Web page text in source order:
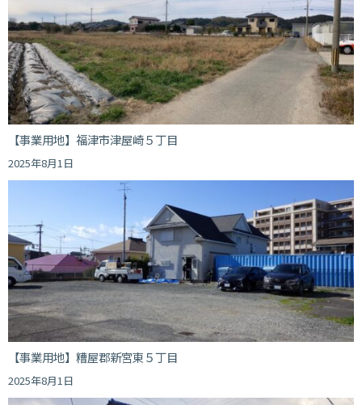
【事業用地】福津市津屋崎５丁目
2025年8月1日
【事業用地】糟屋郡新宮東５丁目
2025年8月1日